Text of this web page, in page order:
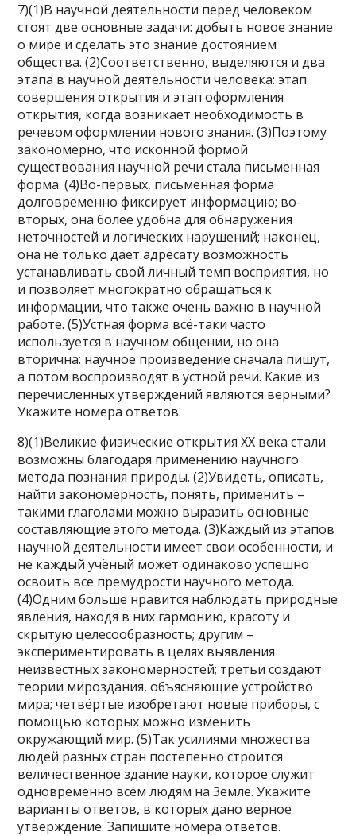
7)(1)В научной деятельности перед человеком
стоят две основные задачи: добыть новое знание
о мире и сделать это знание достоянием
общества. (2)Соответственно, выделяются и два
этапа в научной деятельности человека: этап
совершения открытия и этап оформления
открытия, когда возникает необходимость в
речевом оформлении нового знания. (3)Поэтому
закономерно, что исконной формой
существования научной речи стала письменная
форма. (4)Во-первых, письменная форма
долговременно фиксирует информацию; во-
вторых, она более удобна для обнаружения
неточностей и логических нарушений; наконец,
она не только даёт адресату возможность
устанавливать свой личный темп восприятия, но
и позволяет многократно обращаться к
информации, что также очень важно в научной
работе. (5)Устная форма всё-таки часто
используется в научном общении, но она
вторична: научное произведение сначала пишут,
а потом воспроизводят в устной речи. Какие из
перечисленных утверждений являются верными?
Укажите номера ответов.
8)(1)Великие физические открытия XX века стали
возможны благодаря применению научного
метода познания природы. (2)Увидеть, описать,
найти закономерность, понять, применить –
такими глаголами можно выразить основные
составляющие этого метода. (3)Каждый из этапов
научной деятельности имеет свои особенности, и
не каждый учёный может одинаково успешно
освоить все премудрости научного метода.
(4)Одним больше нравится наблюдать природные
явления, находя в них гармонию, красоту и
скрытую целесообразность; другим –
экспериментировать в целях выявления
неизвестных закономерностей; третьи создают
теории мироздания, объясняющие устройство
мира; четвёртые изобретают новые приборы, с
помощью которых можно изменить
окружающий мир. (5)Так усилиями множества
людей разных стран постепенно строится
величественное здание науки, которое служит
одновременно всем людям на Земле. Укажите
варианты ответов, в которых дано верное
утверждение. Запишите номера ответов.